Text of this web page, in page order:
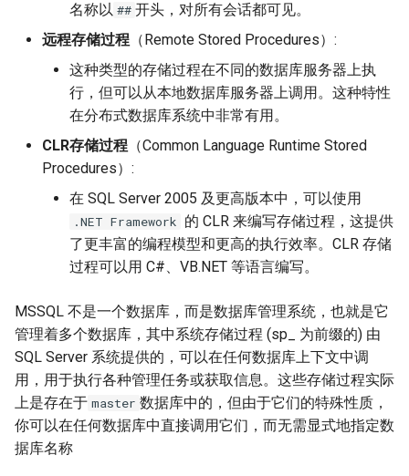
名称以 ## 开头，对所有会话都可见。
远程存储过程 （Remote Stored Procedures）:
这种类型的存储过程在不同的数据库服务器上执
行，但可以从本地数据库服务器上调用。这种特性
在分布式数据库系统中非常有用。
CLR存储过程 （Common Language Runtime Stored
Procedures）:
在 SQL Server 2005 及更高版本中，可以使用
.NET Framework 的 CLR 来编写存储过程，这提供
了更丰富的编程模型和更高的执行效率。CLR 存储
过程可以用 C#、VB.NET 等语言编写。
MSSQL 不是一个数据库，而是数据库管理系统，也就是它
管理着多个数据库，其中系统存储过程 (sp_ 为前缀的) 由
SQL Server 系统提供的，可以在任何数据库上下文中调
用，用于执行各种管理任务或获取信息。这些存储过程实际
上是存在于 master 数据库中的，但由于它们的特殊性质，
你可以在任何数据库中直接调用它们，而无需显式地指定数
据库名称